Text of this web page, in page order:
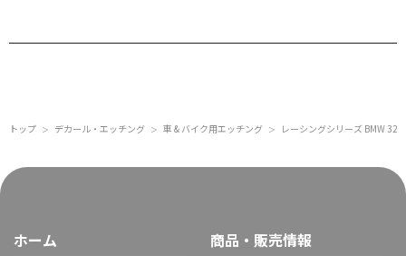
トップ ＞ デカール・エッチング ＞ 車 & バイク用エッチング ＞ レーシングシリーズ BMW
ホーム 商品・販売情報